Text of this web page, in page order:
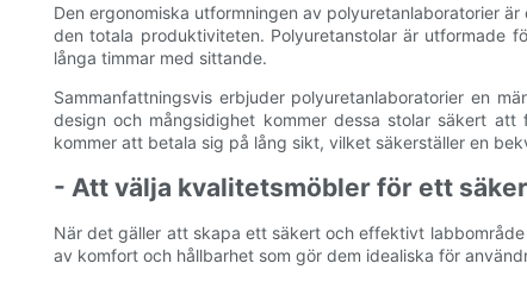
Den ergonomiska utformningen av polyuretanlaboratorier
den totala produktiviteten. Polyuretanstolar är utformade
långa timmar med sittande.
Sammanfattningsvis erbjuder polyuretanlaboratorier en
design och mångsidighet kommer dessa stolar säkert
kommer att betala sig på lång sikt, vilket säkerställer en
- Att välja kvalitetsmöbler för ett
När det gäller att skapa ett säkert och effektivt
av komfort och hållbarhet som gör dem idealiska för